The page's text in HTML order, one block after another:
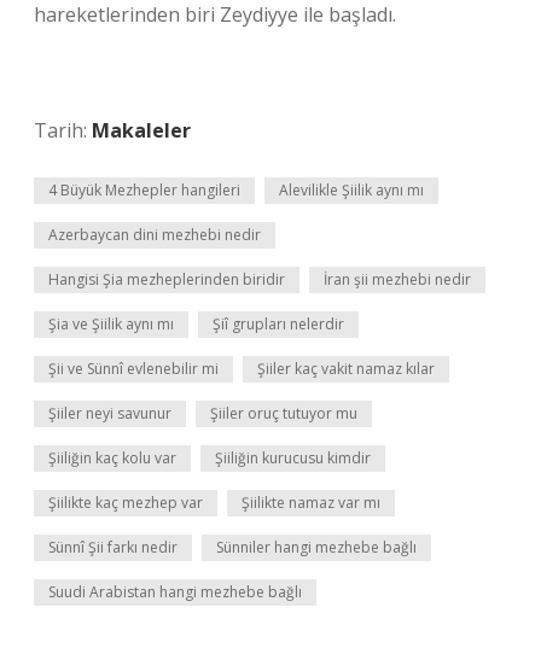
hareketlerinden biri Zeydiyye ile başladı.
Tarih: Makaleler
4 Büyük Mezhepler hangileri Alevilikle Şiilik aynı mı
Azerbaycan dini mezhebi nedir
Hangisi Şia mezheplerinden biridir İran şii mezhebi nedir
Şia ve Şiilik aynı mı Şiî grupları nelerdir
Şii ve Sünnî evlenebilir mi Şiiler kaç vakit namaz kılar
Şiiler neyi savunur Şiiler oruç tutuyor mu
Şiiliğin kaç kolu var Şiiliğin kurucusu kimdir
Şiilikte kaç mezhep var Şiilikte namaz var mı
Sünnî Şii farkı nedir Sünniler hangi mezhebe bağlı
Suudi Arabistan hangi mezhebe bağlı